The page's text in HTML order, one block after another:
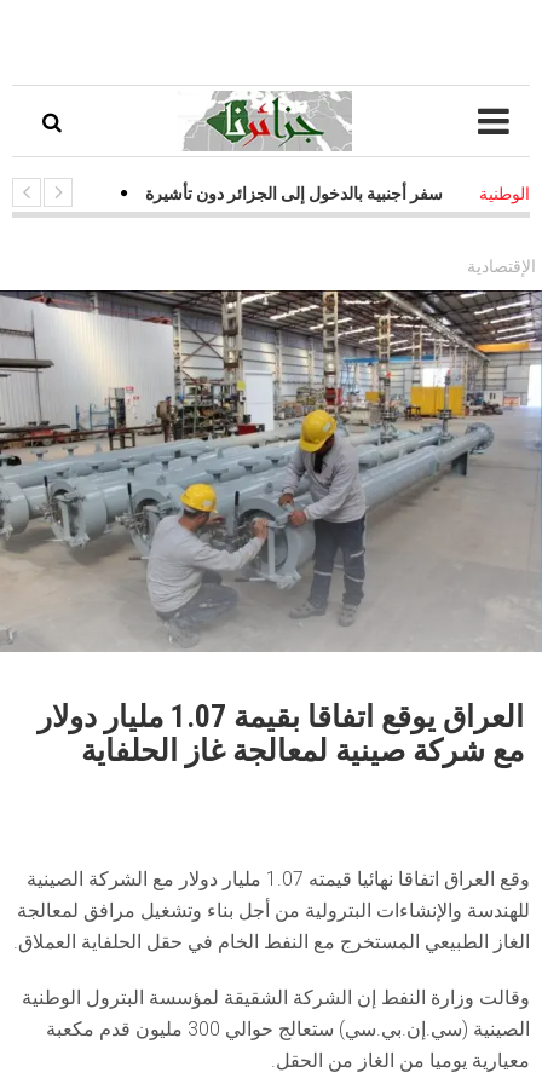
الوطنية
سفر أجنبية بالدخول إلى الجزائر دون تأشيرة - قفزة نوعية في
الإقتصادية
العراق يوقع اتفاقا بقيمة 1.07 مليار دولار
مع شركة صينية لمعالجة غاز الحلفاية
وقع العراق اتفاقا نهائيا قيمته 1.07 مليار دولار مع الشركة الصينية
للهندسة والإنشاءات البترولية من أجل بناء وتشغيل مرافق لمعالجة
الغاز الطبيعي المستخرج مع النفط الخام في حقل الحلفاية العملاق.
وقالت وزارة النفط إن الشركة الشقيقة لمؤسسة البترول الوطنية
الصينية (سي.إن.بي.سي) ستعالج حوالي 300 مليون قدم مكعبة
معيارية يوميا من الغاز من الحقل.